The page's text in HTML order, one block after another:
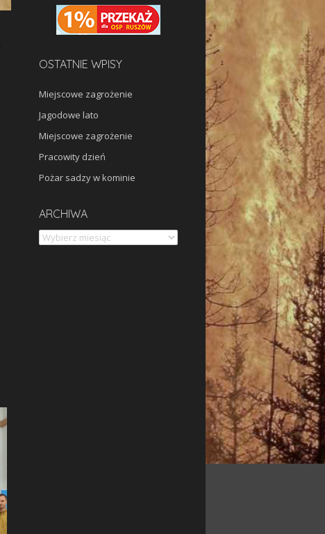
OSTATNIE WPISY
Miejscowe zagrożenie
Jagodowe lato
Miejscowe zagrożenie
Pracowity dzień
Pożar sadzy w kominie
ARCHIWA
Archiwa